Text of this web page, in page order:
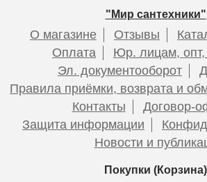
Подробнее
Смеситель для раковины
ESKO Sochi SC26 , хром
ESKO
Подробнее
Подробнее
Смеситель HAIBA HB5518-7
c гигиенической лейкой
Подробнее"Мир сантехники"
О магазине Отзывы
Оплата
Юр. лицам,
Эл. документооборот
Правила приёмки, возврата и
Контакты
Договор-
Защита информации
Новости и
Покупки (Корзина)